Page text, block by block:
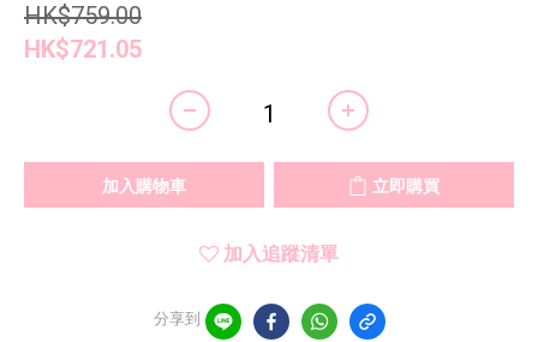
HK$759.00
HK$721.05
加入購物車 立即購買
加入追蹤清單
分享到